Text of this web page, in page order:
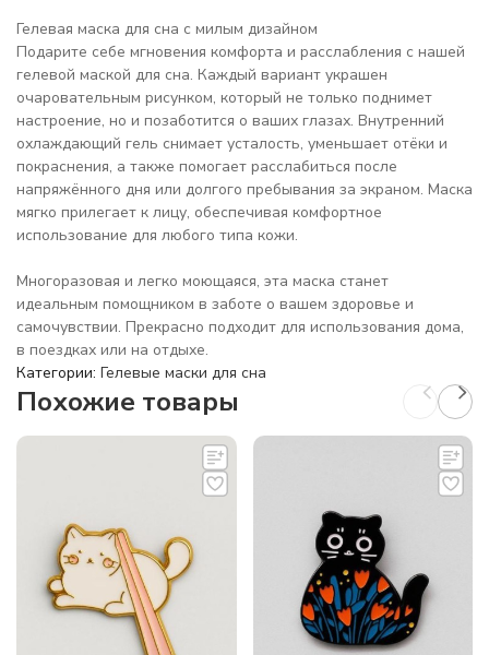
Гелевая маска для сна с милым дизайном
Подарите себе мгновения комфорта и расслабления с нашей
гелевой маской для сна. Каждый вариант украшен
очаровательным рисунком, который не только поднимет
настроение, но и позаботится о ваших глазах. Внутренний
охлаждающий гель снимает усталость, уменьшает отёки и
покраснения, а также помогает расслабиться после
напряжённого дня или долгого пребывания за экраном. Маска
мягко прилегает к лицу, обеспечивая комфортное
использование для любого типа кожи.
Многоразовая и легко моющаяся, эта маска станет
идеальным помощником в заботе о вашем здоровье и
самочувствии. Прекрасно подходит для использования дома,
в поездках или на отдыхе.
Категории: Гелевые маски для сна
Похожие товары